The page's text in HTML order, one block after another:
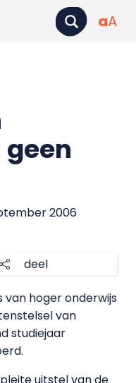
aA
2006
deel
van hoger onderwijs
van
studiejaar